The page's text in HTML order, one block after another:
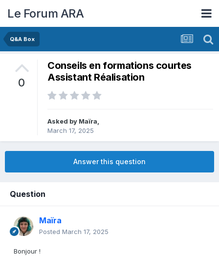
Le Forum ARA
Q&A Box
0
Conseils en formations courtes
Assistant Réalisation
Asked by Maïra,
March 17, 2025
Answer this question
Question
Maïra
Posted March 17, 2025
Bonjour !